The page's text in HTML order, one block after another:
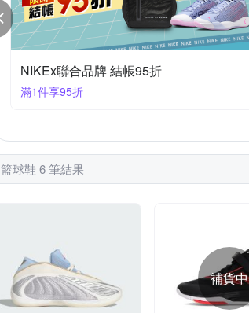
NIKEx聯合品牌 結帳95折
滿1件享95折
籃球鞋 6 筆結果
補貨中